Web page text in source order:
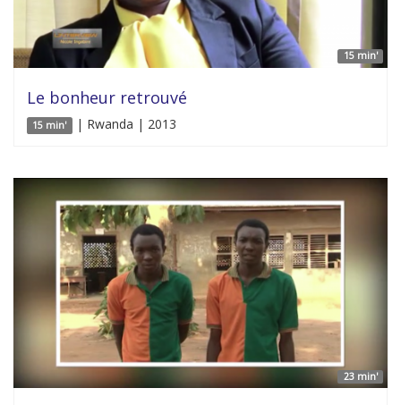
15 min'
Le bonheur retrouvé
15 min' | Rwanda | 2013
23 min'